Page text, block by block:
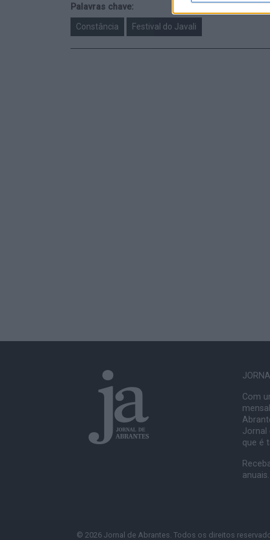
Palavras chave:
Constância Festival do Javali
Com
Jornal
que é
anuais.
© 2026 Jornal de Abrantes. Todos os direitos